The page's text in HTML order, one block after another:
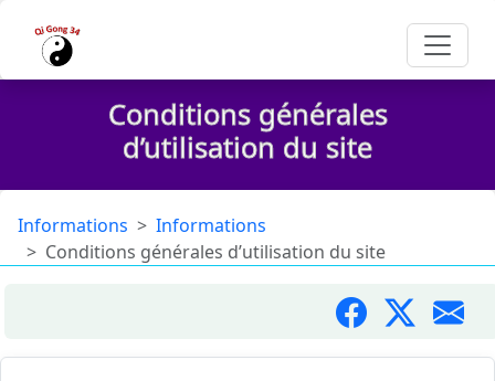
Conditions générales
d’utilisation du site
Informations
Informations
Conditions générales d’utilisation du site